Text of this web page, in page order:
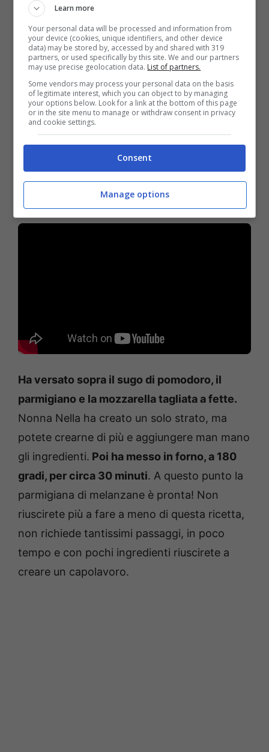
mezz’ora sotto sale.
in un piatto e vi ha aggiunto mezzo bicchiere
di acqua. In seguitoha messo le fette di
melanzane prima nella farina e poi nelle uova
e dopo le ha fritte in una padella con
abbondante olio . A questo punto è arrivato il
momento di metterle nella teglia, prima però
preparato in precedenza, e ha inserito le
Ha versato sopra il sugo di pomodoro, il
parmigiano e la mozzarella tagliata a fette.
Nonna Nella ha creato un solo strato, ma
potete crearne di più e aggiungere man mano
gli ingredienti. Poi ha messo in forno, a 180
gradi, per circa 30 minuti. A questo punto la
parmigiana di melanzane è pronta! Non
riuscirete più a fare a meno di questa ricetta,
non richiede tantissimi passaggi, in poco
tempo e con pochi ingredienti riuscirete a
creare un capolavoro.
Learn more
Your personal data will be processed and information from
your device (cookies, unique identifiers, and other device
data) may be stored by, accessed by and shared with 319
partners, or used specifically by this site. We and our partners
may use precise geolocation data. List of partners.
Some vendors may process your personal data on the basis
of legitimate interest, which you can object to by managing
your options below. Look for a link at the bottom of this page
or in the site menu to manage or withdraw consent in privacy
and cookie settings.
Consent
Manage options